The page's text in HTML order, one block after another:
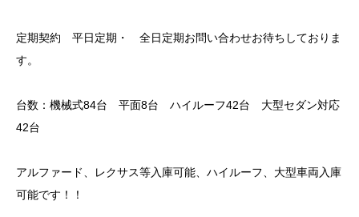
定期契約 平日定期・ 全日定期お問い合わせお待ちしておりま
す。
台数：機械式84台 平面8台 ハイルーフ42台 大型セダン対応
42台
アルファード、レクサス等入庫可能、ハイルーフ、大型車両入庫
可能です！！